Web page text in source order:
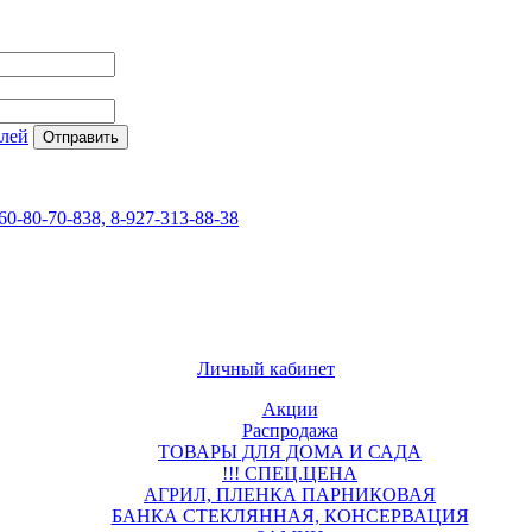
80-70-838, 8-927-313-88-38
Личный кабинет
Акции
Распродажа
ТОВАРЫ ДЛЯ ДОМА И САДА
!!! СПЕЦ.ЦЕНА
АГРИЛ, ПЛЕНКА ПАРНИКОВАЯ
БАНКА СТЕКЛЯННАЯ, КОНСЕРВАЦИЯ